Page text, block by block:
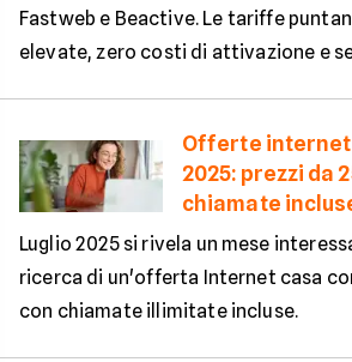
Fastweb e Beactive. Le tariffe
elevate, zero costi di attivazione e
Offerte internet
2025: prezzi da
chiamate
Luglio 2025 si rivela un mese
ricerca di un'offerta Internet casa
con chiamate illimitate incluse.